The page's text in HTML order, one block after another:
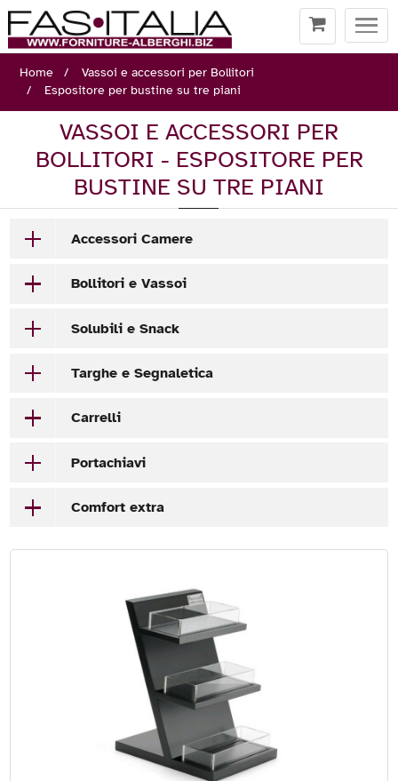
Home
Vassoi e accessori per Bollitori
Espositore per bustine su tre piani
VASSOI E ACCESSORI PER
BOLLITORI - ESPOSITORE PER
BUSTINE SU TRE PIANI
Accessori Camere
Bollitori e Vassoi
Solubili e Snack
Targhe e Segnaletica
Carrelli
Portachiavi
Comfort extra